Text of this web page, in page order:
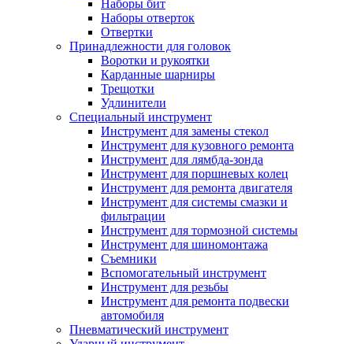
Наборы бит
Наборы отверток
Отвертки
Принадлежности для головок
Воротки и рукоятки
Карданные шарниры
Трещотки
Удлинители
Специальный инструмент
Инструмент для замены стекол
Инструмент для кузовного ремонта
Инструмент для лямбда-зонда
Инструмент для поршневых колец
Инструмент для ремонта двигателя
Инструмент для системы смазки и
фильтрации
Инструмент для тормозной системы
Инструмент для шиномонтажа
Съемники
Вспомогательный инструмент
Инструмент для резьбы
Инструмент для ремонта подвески
автомобиля
Пневматический инструмент